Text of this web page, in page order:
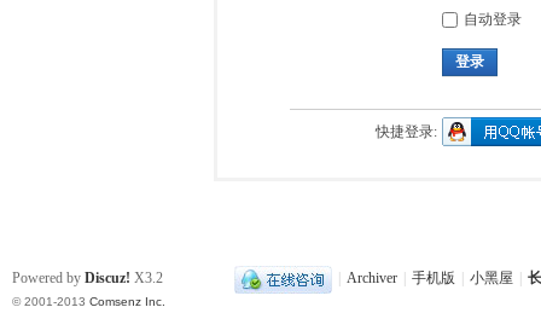
自动登录
登录
快捷登录:
Archiver 手机版 小黑屋
Powered by Discuz! X3.2
© 2001-2013 Comsenz Inc.